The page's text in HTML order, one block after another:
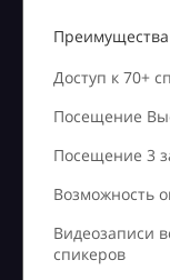
Доступ к 70+
Посещение
Посещение 3
Возможность
Видеозаписи
спикеров